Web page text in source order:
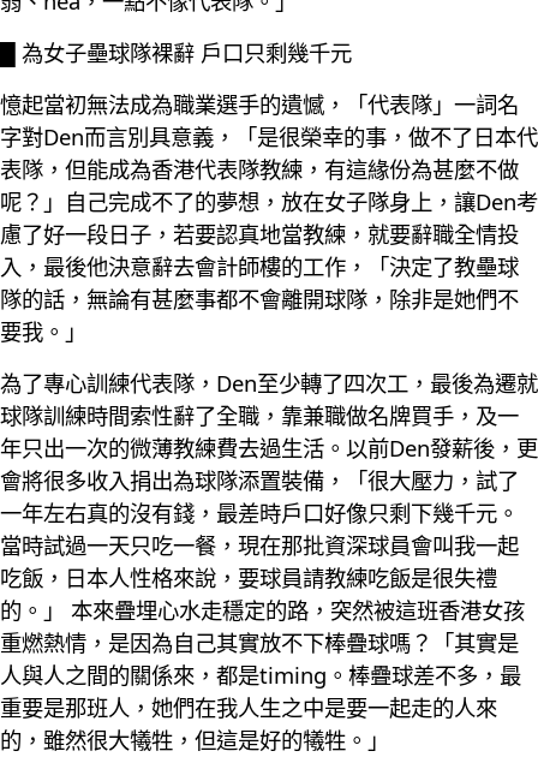
█ 為女子壘球隊裸辭 戶口只剩幾千元
憶起當初無法成為職業選手的遺憾，「代表隊」一詞名
字對Den而言別具意義，「是很榮幸的事，做不了日本代
表隊，但能成為香港代表隊教練，有這緣份為甚麼不做
呢？」自己完成不了的夢想，放在女子隊身上，讓Den考
慮了好一段日子，若要認真地當教練，就要辭職全情投
入，最後他決意辭去會計師樓的工作，「決定了教壘球
隊的話，無論有甚麼事都不會離開球隊，除非是她們不
要我。」
為了專心訓練代表隊，Den至少轉了四次工，最後為遷就
球隊訓練時間索性辭了全職，靠兼職做名牌買手，及一
年只出一次的微薄教練費去過生活。以前Den發薪後，更
會將很多收入捐出為球隊添置裝備，「很大壓力，試了
一年左右真的沒有錢，最差時戶口好像只剩下幾千元。
當時試過一天只吃一餐，現在那批資深球員會叫我一起
吃飯，日本人性格來說，要球員請教練吃飯是很失禮
的。」 本來疊埋心水走穩定的路，突然被這班香港女孩
重燃熱情，是因為自己其實放不下棒疊球嗎？「其實是
人與人之間的關係來，都是timing。棒疊球差不多，最
重要是那班人，她們在我人生之中是要一起走的人來
的，雖然很大犧牲，但這是好的犧牲。」